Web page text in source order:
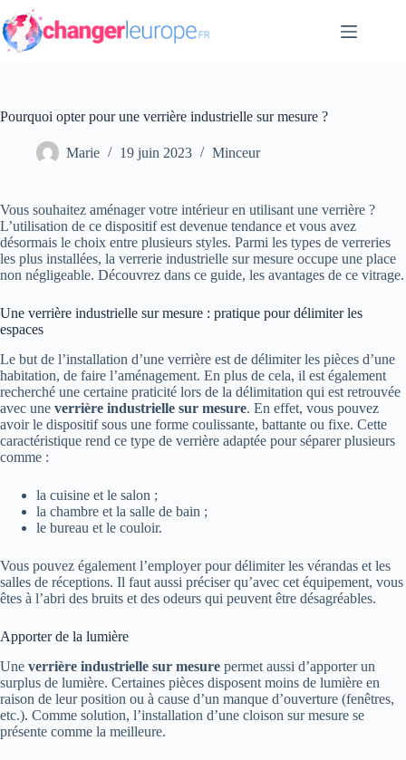
Passer
au
contenu
Pourquoi opter pour une verrière industrielle sur mesure ?
Marie 19 juin 2023 Minceur
Vous souhaitez aménager votre intérieur en utilisant une verrière ?
L’utilisation de ce dispositif est devenue tendance et vous avez
désormais le choix entre plusieurs styles. Parmi les types de verreries
les plus installées, la verrerie industrielle sur mesure occupe une place
non négligeable. Découvrez dans ce guide, les avantages de ce vitrage.
Une verrière industrielle sur mesure : pratique pour délimiter les
espaces
Le but de l’installation d’une verrière est de délimiter les pièces d’une
habitation, de faire l’aménagement. En plus de cela, il est également
recherché une certaine praticité lors de la délimitation qui est retrouvée
avec une verrière industrielle sur mesure. En effet, vous pouvez
avoir le dispositif sous une forme coulissante, battante ou fixe. Cette
caractéristique rend ce type de verrière adaptée pour séparer plusieurs
comme :
la cuisine et le salon ;
la chambre et la salle de bain ;
le bureau et le couloir.
Vous pouvez également l’employer pour délimiter les vérandas et les
salles de réceptions. Il faut aussi préciser qu’avec cet équipement, vous
êtes à l’abri des bruits et des odeurs qui peuvent être désagréables.
Apporter de la lumière
Une verrière industrielle sur mesure permet aussi d’apporter un
surplus de lumière. Certaines pièces disposent moins de lumière en
raison de leur position ou à cause d’un manque d’ouverture (fenêtres,
etc.). Comme solution, l’installation d’une cloison sur mesure se
présente comme la meilleure.